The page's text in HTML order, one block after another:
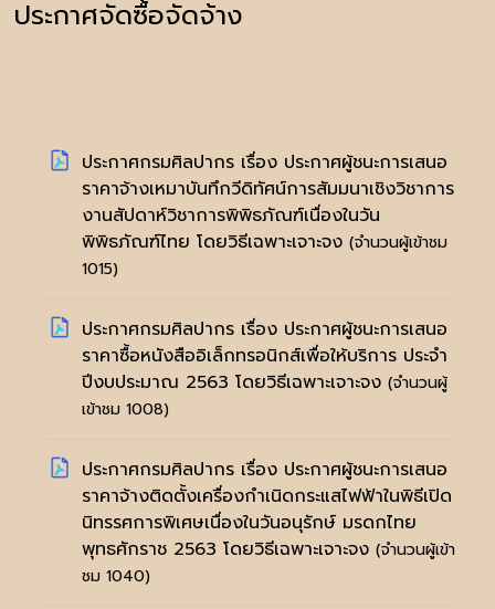
ประกาศจัดซื้อจัดจ้าง
ประกาศกรมศิลปากร เรื่อง ประกาศผู้ชนะการเสนอ
ราคาจ้างเหมาบันทึกวีดิทัศน์การสัมมนาเชิงวิชาการ
งานสัปดาห์วิชาการพิพิธภัณฑ์เนื่องในวัน
พิพิธภัณฑ์ไทย โดยวิธีเฉพาะเจาะจง (จำนวนผู้เข้าชม
1015)
ประกาศกรมศิลปากร เรื่อง ประกาศผู้ชนะการเสนอ
ราคาซื้อหนังสืออิเล็กทรอนิกส์เพื่อให้บริการ ประจำ
ปีงบประมาณ 2563 โดยวิธีเฉพาะเจาะจง (จำนวนผู้
เข้าชม 1008)
ประกาศกรมศิลปากร เรื่อง ประกาศผู้ชนะการเสนอ
ราคาจ้างติดตั้งเครื่องกำเนิดกระแสไฟฟ้าในพิธีเปิด
นิทรรศการพิเศษเนื่องในวันอนุรักษ์ มรดกไทย
พุทธศักราช 2563 โดยวิธีเฉพาะเจาะจง (จำนวนผู้เข้า
ชม 1040)